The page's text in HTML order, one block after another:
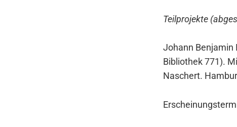
Teil­pro­jek­te
Johann Ben­ja­min
Biblio­thek 771).
Naschert.